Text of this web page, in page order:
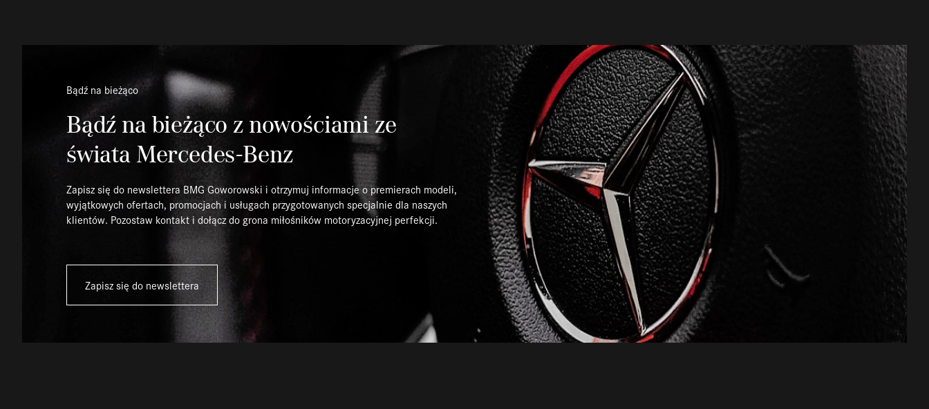
Bądź na bieżąco
Bądź na bieżąco z nowościami ze
świata Mercedes-Benz
Zapisz się do newslettera BMG Goworowski i otrzymuj informacje o premierach modeli,
wyjątkowych ofertach, promocjach i usługach przygotowanych specjalnie dla naszych
klientów. Pozostaw kontakt i dołącz do grona miłośników motoryzacyjnej perfekcji.
Zapisz się do newslettera